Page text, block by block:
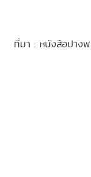
ที่มา : หนังสือปาง